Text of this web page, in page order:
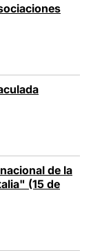
de la
(15 de